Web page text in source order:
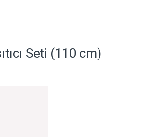
Seti (110 cm)